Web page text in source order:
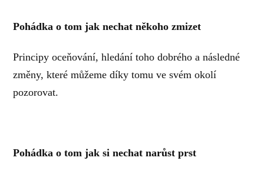
Pohádka o tom jak nechat někoho zmizet
Principy oceňování, hledání toho dobrého a následné
změny, které můžeme díky tomu ve svém okolí
pozorovat.
Pohádka o tom jak si nechat narůst prst